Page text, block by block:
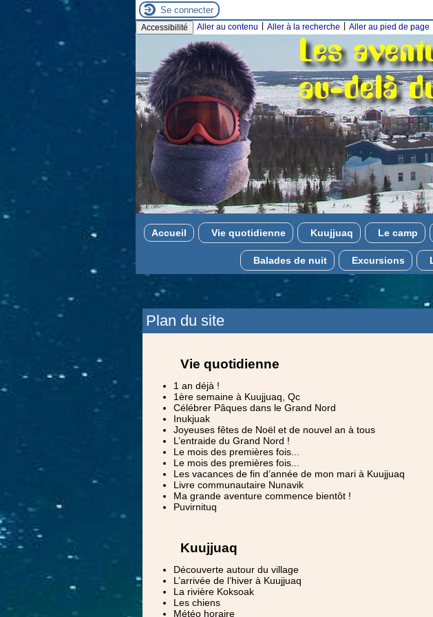
Se connecter
Accessibilité Aller au contenu Aller à la recherche Aller au pied de page
Accueil Vie quotidienne Kuujjuaq Le camp
Balades de nuit Excursions
Plan du site
Vie quotidienne
1 an déjà !
1ère semaine à Kuujjuaq, Qc
Célébrer Pâques dans le Grand Nord
Inukjuak
Joyeuses fêtes de Noël et de nouvel an à tous
L’entraide du Grand Nord !
Le mois des premières fois...
Le mois des premières fois...
Les vacances de fin d’année de mon mari à Kuujjuaq
Livre communautaire Nunavik
Ma grande aventure commence bientôt !
Puvirnituq
Kuujjuaq
Découverte autour du village
L’arrivée de l’hiver à Kuujjuaq
La rivière Koksoak
Les chiens
Météo horaire